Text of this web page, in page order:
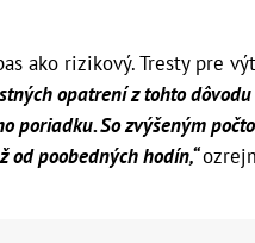
ako rizikový. Tresty pre
opatrení z tohto
poriadku. So zvýšeným
poobedných hodín,“